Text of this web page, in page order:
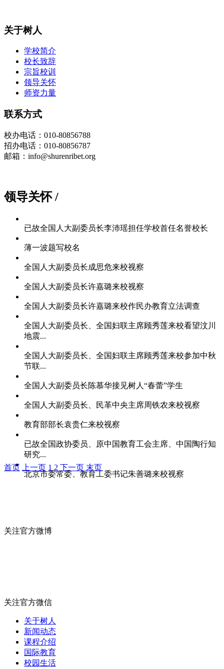
关于树人
学校简介
校长致辞
宗旨校训
领导关怀
师资力量
联系方式
校办电话 ：010-80856788
招办电话：010-80856787
邮箱：info@shurenribet.org
领导关怀/
已故全国人大副委员长李沛瑶担任学校首任名誉校长
薄一波题写校名
全国人大副委员长成思危来校视察
全国人大副委员长许嘉璐来校视察
全国人大副委员长许嘉璐来校作民办教育立法调查
全国人大副委员长、全国妇联主席顾秀莲来校看望汶川
地震...
全国人大副委员长、全国妇联主席顾秀莲来校参加中秋
节联...
全国人大副委员长陈慕华接见树人“春蕾”学生
全国人大副委员长、民革中央主席周铁农来校视察
教育部部长袁贵仁来校视察
已故全国政协委员、原中国教育工会主席、中国陶行知
研究...
北京市委常委、教育工委书记朱善璐来校视察
首页 上一页 1 2 下一页 末页
关注官方微博
关注官方微信
关于树人
新闻动态
课程介绍
国际教育
校园生活